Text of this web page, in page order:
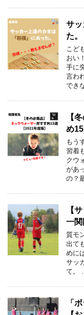
サ
た。
こど
おい
手に
言わ
でき
【
め
もう
習着
クウ
があ
の？
【
一関
質モ
出て
めに
サッ
て。
「